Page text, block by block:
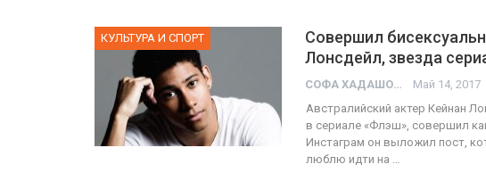
КУЛЬТУРА И СПОРТ
Совершил
Лонсдейл, звезда
СОФА ХАДАШОТ Май 14, 2017
Австралийский актер Кейнан
в сериале «Флэш», совершил
Инстаграм он выложил пост,
люблю идти на …
собрал 200
ФОТО
Военнослужащие-трансгендеры